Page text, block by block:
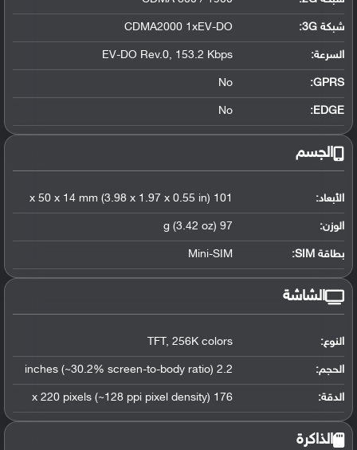
شبكة 3G :
CDMA2000 1xEV-DO
السرعة: EV-DO Rev.0, 153.2 Kbps
GPRS:
No
EDGE:
No
الجسم
الأبعاد: 101 x 50 x 14 mm (3.98 x 1.97 x 0.55 in)
الوزن: 97 g (3.42 oz)
بطاقة SIM: Mini-SIM
الشاشة
النوع: TFT, 256K colors
الحجم: 2.2 inches (~30.2% screen-to-body ratio)
الدقة: 176 x 220 pixels (~128 ppi pixel density)
الذاكرة